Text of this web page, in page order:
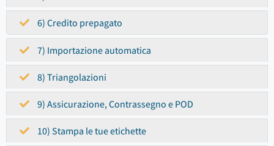
6) Credito prepagato
7) Importazione automatica
8) Triangolazioni
9) Assicurazione, Contrassegno e POD
10) Stampa le tue etichette